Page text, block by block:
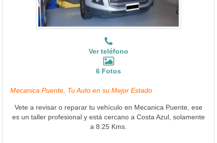
Ver teléfono
6 Fotos
Mecanica Puente, Tu Auto en su Mejor Estado
Vete a revisar o reparar tu vehículo en Mecanica Puente, ese
es un taller profesional y está cercano a Costa Azul, solamente
a 8.25 Kms.